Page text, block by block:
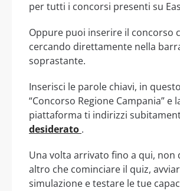
per tutti i concorsi presenti su
Oppure puoi inserire il concorso
cercando direttamente nella
soprastante.
Inserisci le parole chiavi, in
“Concorso Regione Campania” e
piattaforma ti indirizzi
desiderato .
Una volta arrivato fino a qui, non
altro che cominciare il quiz,
simulazione e testare le tue